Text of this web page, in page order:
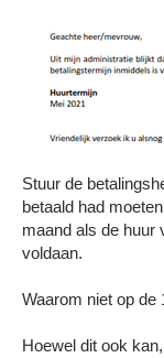
Stuur de
betaald had
maand als de huur
voldaan.
Waarom niet op de
Hoewel dit ook